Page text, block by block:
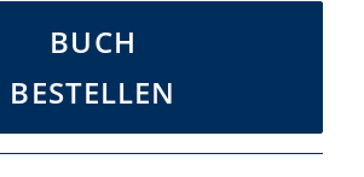
BUCH
BESTELLEN